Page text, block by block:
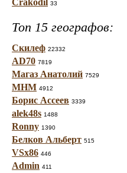
Crakodil 33
Топ 15 географов:
Скилеф 22332
AD70 7819
Магаз Анатолий 7529
МНМ 4912
Борис Ассеев 3339
alek48s 1488
Ronny 1390
Белков Альберт 515
VSx86 446
Admin 411